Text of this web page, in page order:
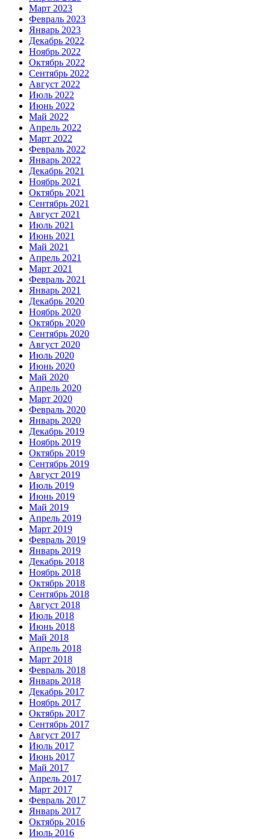
Март 2023
Февраль 2023
Январь 2023
Декабрь 2022
Ноябрь 2022
Октябрь 2022
Сентябрь 2022
Август 2022
Июль 2022
Июнь 2022
Май 2022
Апрель 2022
Март 2022
Февраль 2022
Январь 2022
Декабрь 2021
Ноябрь 2021
Октябрь 2021
Сентябрь 2021
Август 2021
Июль 2021
Июнь 2021
Май 2021
Апрель 2021
Март 2021
Февраль 2021
Январь 2021
Декабрь 2020
Ноябрь 2020
Октябрь 2020
Сентябрь 2020
Август 2020
Июль 2020
Июнь 2020
Май 2020
Апрель 2020
Март 2020
Февраль 2020
Январь 2020
Декабрь 2019
Ноябрь 2019
Октябрь 2019
Сентябрь 2019
Август 2019
Июль 2019
Июнь 2019
Май 2019
Апрель 2019
Март 2019
Февраль 2019
Январь 2019
Декабрь 2018
Ноябрь 2018
Октябрь 2018
Сентябрь 2018
Август 2018
Июль 2018
Июнь 2018
Май 2018
Апрель 2018
Март 2018
Февраль 2018
Январь 2018
Декабрь 2017
Ноябрь 2017
Октябрь 2017
Сентябрь 2017
Август 2017
Июль 2017
Июнь 2017
Май 2017
Апрель 2017
Март 2017
Февраль 2017
Январь 2017
Октябрь 2016
Июль 2016